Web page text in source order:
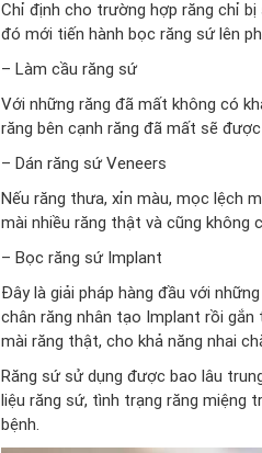
Chỉ định cho trường hợp răng chỉ
đó mới tiến hành bọc răng sứ lên
– Làm cầu răng sứ
Với những răng đã mất không có
răng bên cạnh răng đã mất sẽ
– Dán răng sứ Veneers
Nếu răng thưa, xỉn màu, mọc lệch
mài nhiều răng thật và cũng không
– Bọc răng sứ Implant
Đây là giải pháp hàng đầu với
chân răng nhân tạo Implant rồi
mài răng thật, cho khả năng nhai
Răng sứ sử dụng được bao lâu
liệu răng sứ, tình trạng răng miệng
bệnh.